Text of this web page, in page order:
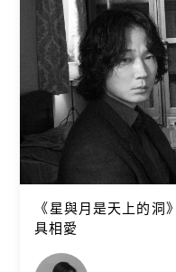
《星與月是天上的洞
具相愛